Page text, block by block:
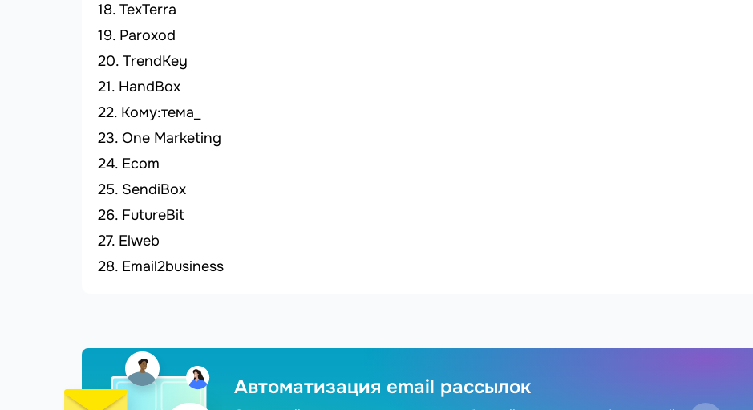
TexTerra
Paroxod
TrendKey
HandBox
Кому:тема_
One Marketing
Ecom
SendiBox
FutureBit
Elweb
Email2business
Автоматизация email рассылок